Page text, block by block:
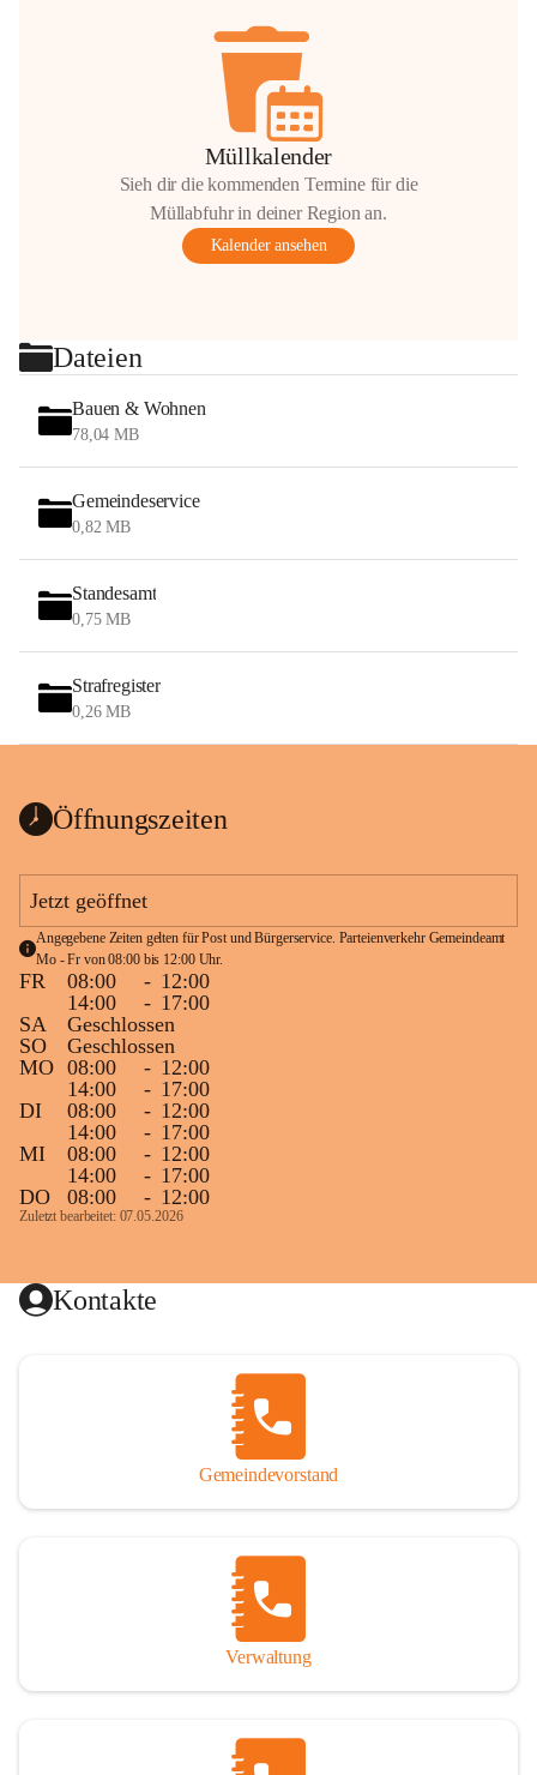
Müllkalender
Sieh dir die kommenden Termine für die
Müllabfuhr in deiner Region an.
Kalender ansehen
Dateien
Bauen & Wohnen
78,04 MB
Gemeindeservice
0,82 MB
Standesamt
0,75 MB
Strafregister
0,26 MB
Öffnungszeiten
Jetzt geöffnet
Angegebene Zeiten gelten für Post und Bürgerservice. Parteienverkehr Gemeindeamt
Mo - Fr von 08:00 bis 12:00 Uhr.
FR 08:00 - 12:00
14:00
- 17:00
SA
Geschlossen
SO
Geschlossen
MO 08:00 - 12:00
14:00
- 17:00
DI
08:00 - 12:00
14:00
- 17:00
MI
08:00 - 12:00
14:00
- 17:00
DO
08:00 - 12:00
Zuletzt bearbeitet: 07.05.2026
Kontakte
Gemeindevorstand
Verwaltung